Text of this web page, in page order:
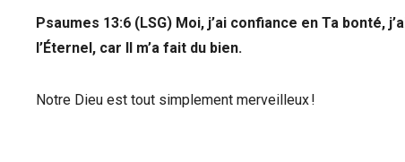
Psaumes 13:6 (LSG) Moi, j’ai confiance en Ta bonté,
l’Éternel, car Il m’a fait du bien.
Notre Dieu est tout simplement merveilleux !